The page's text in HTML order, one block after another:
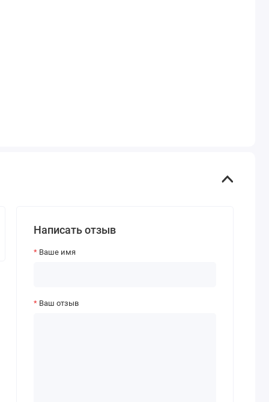
Написать отзыв
Ваше имя
Ваш отзыв